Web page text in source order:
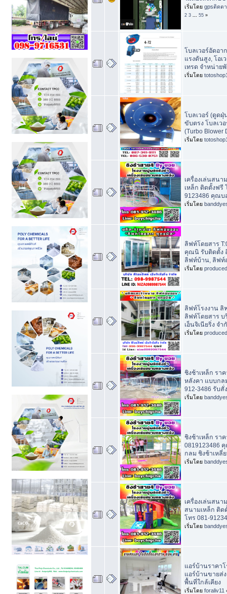
เริ่มโดย gpsติดต
2 3 55 »
โบลเวอร์อัดอา
แรงดันสูง, โอเ
เทรด จำหน่าย
เริ่มโดย
โบลเวอร์ (ดูดฝุ่
ขับตรง โบลเว
(Turbo Blower
เริ่มโดย
เครื่องเล่นสนา
เหล็ก ติดตั้งฟรี
9123486 คุณบ
เริ่มโดย
ลิฟท์โดยสาร
คุณนิ รับติดตั้ง
ลิฟท์บ้าน, ลิฟท์
เริ่มโดย
ลิฟท์โรงงาน
ลิฟท์โดยสาร
เอ็นจิเนียริ่ง จำ
เริ่มโดย
ชิงช้าเหล็ก รา
หลังคา แบบกล
912-3486 รับ
เริ่มโดย
ชิงช้าเหล็ก รา
0819123486
กลม ชิงช้าเหลี่
เริ่มโดย
เครื่องเล่นสนา
สนามเหล็ก ติด
โทร 081-
เริ่มโดย
แอร์บ้านราคา
แอร์บ้านขายส่
พื้นที่ใกล้เคียง
เริ่มโดย foraliv11